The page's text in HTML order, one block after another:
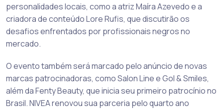
personalidades locais, como a atriz Maíra Azevedo e a
criadora de conteúdo Lore Rufis, que discutirão os
desafios enfrentados por profissionais negros no
mercado.
O evento também será marcado pelo anúncio de novas
marcas patrocinadoras, como Salon Line e Gol & Smiles,
além da Fenty Beauty, que inicia seu primeiro patrocínio no
Brasil. NIVEA renovou sua parceria pelo quarto ano